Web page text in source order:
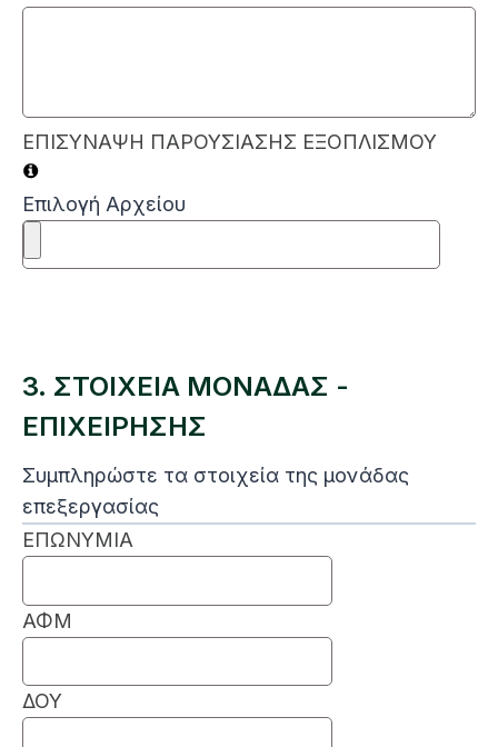
ΕΠΙΣΥΝΑΨΗ ΠΑΡΟΥΣΙΑΣΗΣ ΕΞΟΠΛΙΣΜΟΥ
Επιλογή Αρχείου
3. ΣΤΟΙΧΕΙΑ ΜΟΝΑΔΑΣ -
ΕΠΙΧΕΙΡΗΣΗΣ
Συμπληρώστε τα στοιχεία της μονάδας
επεξεργασίας
ΕΠΩΝΥΜΙΑ
ΑΦΜ
ΔΟΥ